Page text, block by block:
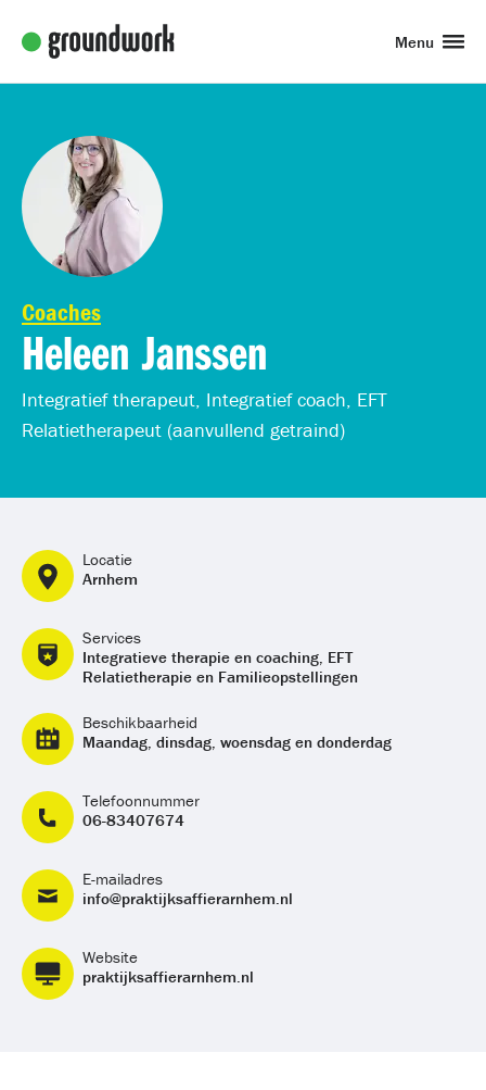
Menu
Coaches
Heleen Janssen
Integratief therapeut, Integratief coach, EFT
Relatietherapeut (aanvullend getraind)
Locatie
Arnhem
Services
Integratieve therapie en coaching, EFT
Relatietherapie en Familieopstellingen
Beschikbaarheid
Maandag, dinsdag, woensdag en donderdag
Telefoonnummer
06-83407674
E-mailadres
info@praktijksaffierarnhem.nl
Website
praktijksaffierarnhem.nl